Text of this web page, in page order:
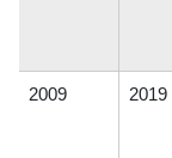
2009 2019